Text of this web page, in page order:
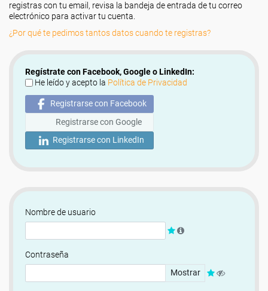
registras con tu email, revisa la bandeja de entrada de tu correo
electrónico para activar tu cuenta.
¿Por qué te pedimos tantos datos cuando te registras?
Regístrate con Facebook, Google o LinkedIn:
He leído y acepto la Política de Privacidad
Registrarse con Facebook
Registrarse con Google
Registrarse con LinkedIn
Nombre de usuario
Contraseña
Mostrar